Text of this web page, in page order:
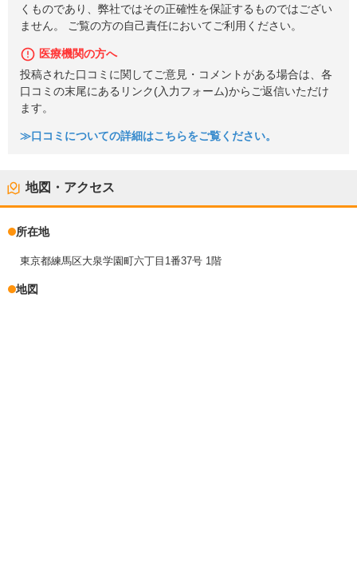
くものであり、弊社ではその正確性を保証するものではござい
ません。 ご覧の方の自己責任においてご利用ください。
医療機関の方へ
投稿された口コミに関してご意見・コメントがある場合は、各
口コミの末尾にあるリンク(入力フォーム)からご返信いただけ
ます。
≫口コミについての詳細はこちらをご覧ください。
地図・アクセス
所在地
東京都練馬区大泉学園町六丁目1番37号 1階
地図